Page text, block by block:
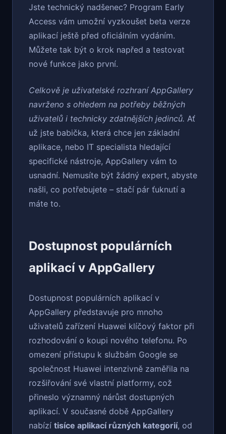
Jste technický nadšenec? Program Early
Access vám umožní vyzkoušet beta verze
aplikací ještě před oficiálním vydáním.
Můžete tak být o krok napřed a testovat
nové funkce jako první.
Celkově je uživatelské rozhraní AppGallery
navrženo s ohledem na potřeby běžných
uživatelů i technicky zdatnějších jedinců. Ať
už jste babička, která chce jen základní
aplikace, nebo IT specialista hledající
specifické nástroje, AppGallery vám to
usnadní. Nemusíte být žádný expert, abyste
našli, co potřebujete – stačí pár ťuknutí a
máte to.
Dostupnost populárních
aplikací v AppGallery
Dostupnost populárních aplikací v
AppGallery představuje pro mnoho
uživatelů zařízení Huawei klíčový faktor při
rozhodování o koupi nového telefonu. Po
omezení přístupu k službám Google se
společnost Huawei intenzivně zaměřila na
rozšiřování své vlastní platformy, což
přineslo významný nárůst dostupných
aplikací. V současné době AppGallery
nabízí tisíce aplikací různých kategorií, od